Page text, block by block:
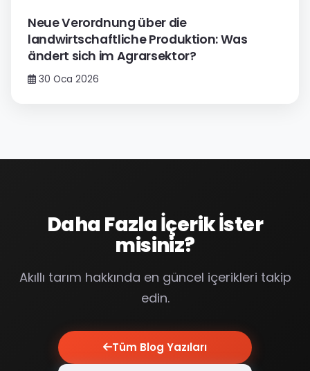
Neue Verordnung über die
landwirtschaftliche Produktion: Was
ändert sich im Agrarsektor?
30 Oca 2026
Daha Fazla İçerik İster
misiniz?
Akıllı tarım hakkında en güncel içerikleri takip
edin.
Tüm Blog Yazıları